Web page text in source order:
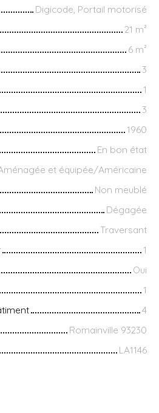
Digicode, Portail motorisé
21 m²
6 m²
3
1
3
1960
En bon état
et équipée/Américaine
Non meublé
Dégagée
Traversant
1
Oui
1
4
Romainville 93230
LA1146